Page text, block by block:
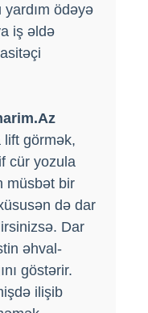
ödəyə
iş əldə
lift görmək,
cür yozula
müsbət bir
də dar
Dar
əhval-
göstərir.
ilişib